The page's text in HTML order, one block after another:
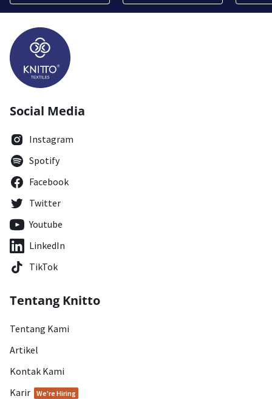
Social Media
Instagram
Spotify
Facebook
Twitter
Youtube
LinkedIn
TikTok
Tentang Knitto
Tentang Kami
Artikel
Kontak Kami
Karir
We're Hiring